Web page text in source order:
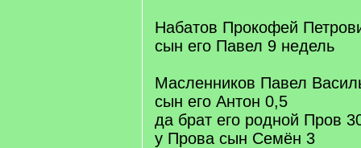
Набатов Прокофей
сын его Павел 9 недель
Масленников Павел
сын его Антон 0,5
да брат его родной Пров
у Прова сын Семён 3